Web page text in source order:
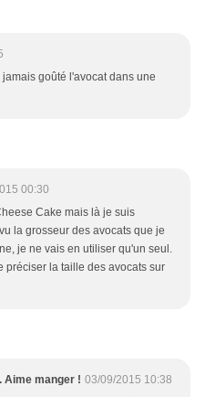
goûté l'avocat dans une
00:30
Cake mais là je suis
la grosseur des avocats que je
je ne vais en utiliser qu'un seul.
préciser la taille des avocats sur
Aime manger ! 03/09/2015 10:38